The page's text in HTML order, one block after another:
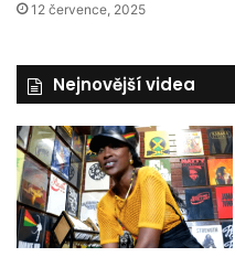
12 července, 2025
Nejnovější videa